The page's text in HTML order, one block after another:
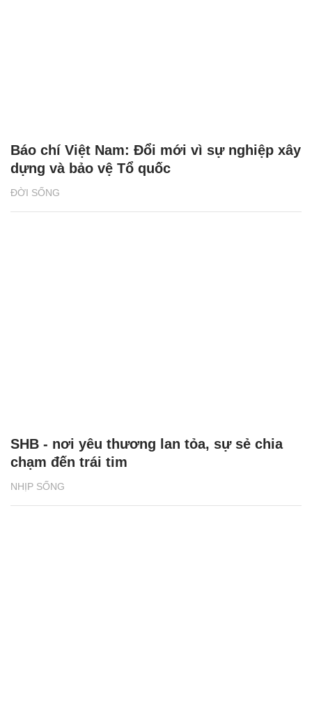
ĐỜI SỐNG
Báo chí Việt Nam: Đổi mới vì sự nghiệp xây
dựng và bảo vệ Tổ quốc
NHỊP SỐNG
SHB - nơi yêu thương lan tỏa, sự sẻ chia
chạm đến trái tim